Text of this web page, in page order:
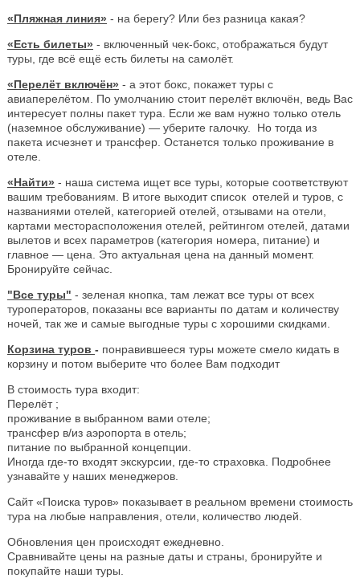
«Пляжная линия» - на берегу? Или без разница какая?
«Есть билеты» - включенный чек-бокс, отображаться будут
туры, где всё ещё есть билеты на самолёт.
«Перелёт включён» - а этот бокс, покажет туры с
авиаперелётом. По умолчанию стоит перелёт включён, ведь Вас
интересует полны пакет тура. Если же вам нужно только отель
(наземное обслуживание) — уберите галочку. Но тогда из
пакета исчезнет и трансфер. Останется только проживание в
отеле.
«Найти» - наша система ищет все туры, которые соответствуют
вашим требованиям. В итоге выходит список отелей и туров, с
названиями отелей, категорией отелей, отзывами на отели,
картами месторасположения отелей, рейтингом отелей, датами
вылетов и всех параметров (категория номера, питание) и
главное — цена. Это актуальная цена на данный момент.
Бронируйте сейчас.
"Все туры" - зеленая кнопка, там лежат все туры от всех
туроператоров, показаны все варианты по датам и количеству
ночей, так же и самые выгодные туры с хорошими скидками.
Корзина туров - понравившееся туры можете смело кидать в
корзину и потом выберите что более Вам подходит
В стоимость тура входит:
Перелёт ;
проживание в выбранном вами отеле;
трансфер в/из аэропорта в отель;
питание по выбранной концепции.
Иногда где-то входят экскурсии, где-то страховка. Подробнее
узнавайте у наших менеджеров.
Сайт «Поиска туров» показывает в реальном времени стоимость
тура на любые направления, отели, количество людей.
Обновления цен происходят ежедневно.
Сравнивайте цены на разные даты и страны, бронируйте и
покупайте наши туры.